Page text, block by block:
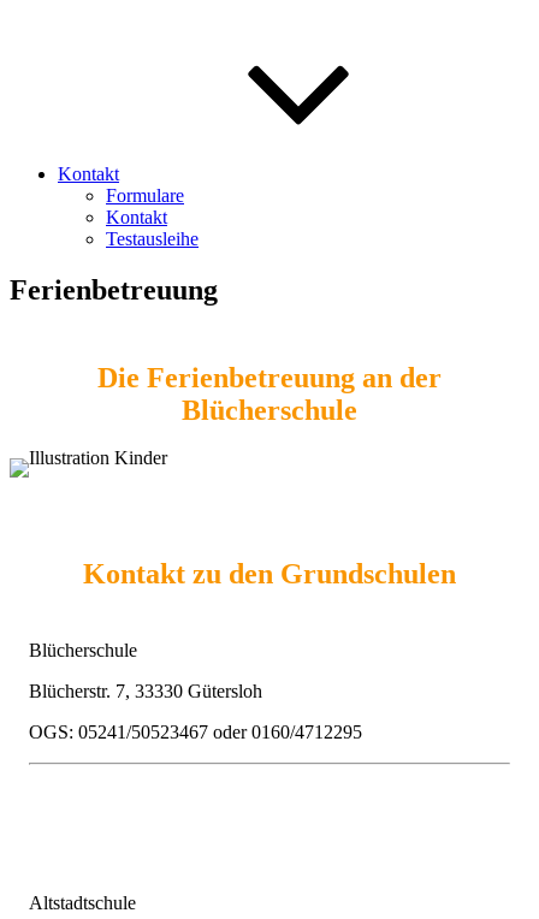
Kontakt
Formulare
Kontakt
Testausleihe
Ferienbetreuung
Die Ferienbetreuung an der
Blücherschule
Kontakt zu den Grundschulen
Blücherschule
Blücherstr. 7, 33330 Gütersloh
OGS: 05241/50523467 oder 0160/4712295
Altstadtschule